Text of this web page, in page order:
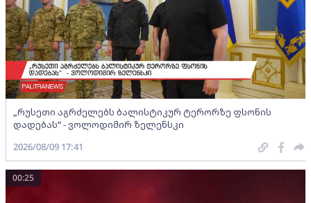
„რუსეთი აგრძელებს ბალისტიკურ ტერორზე ფსონის
დადებას“ - ვოლოდიმირ ზელენსკი
2026/08/09 17:41
00:25